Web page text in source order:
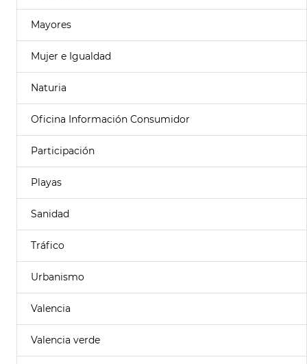
Mayores
Mujer e Igualdad
Naturia
Oficina Información Consumidor
Participación
Playas
Sanidad
Tráfico
Urbanismo
Valencia
Valencia verde